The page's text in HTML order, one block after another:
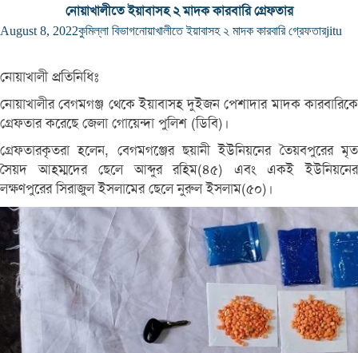
নোয়াখালীতে ইয়াবাসহ ২ মাদক কারবারি গ্রেফতার
August 8, 2022কুমিল্লা বিভাগনোয়াখালীতে ইয়াবাসহ ২ মাদক কারবারি গ্রেফতারjitu
নোয়াখালী প্রতিনিধিঃ
নোয়াখালীর বেগমগঞ্জ থেকে ইয়াবাসহ দুইজন পেশাদার মাদক কারবারিকে
গ্রেফতার করেছে জেলা গোয়েন্দা পুলিশ (ডিবি)।
গ্রেফতারকৃতরা হলেন, বেগমগঞ্জের ছয়ানী ইউনিয়নের তৈয়বপুরের মৃত
সৈয়দ আহম্মদের ছেলে আব্দুর রহিম(৪৫) এবং একই ইউনিয়নের
লক্ষণপুরের সিরাজুল ইসলামের ছেলে নুরুল ইসলাম(৫০)।